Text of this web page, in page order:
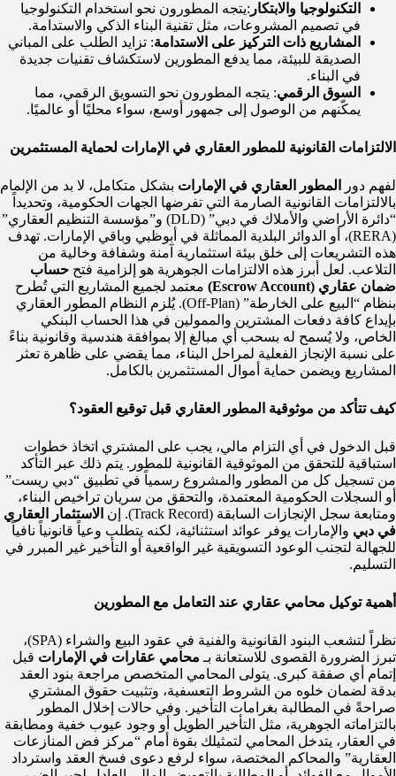
التكنولوجيا والابتكار :يتجه المطورون نحو استخدام التكنولوجيا
في تصميم المشروعات، مثل تقنية البناء الذكي والاستدامة.
المشاريع ذات التركيز على الاستدامة: تزايد الطلب على المباني
الصديقة للبيئة، مما يدفع المطورين لاستكشاف تقنيات جديدة
في البناء.
السوق الرقمي: يتجه المطورون نحو التسويق الرقمي، مما
يمكّنهم من الوصول إلى جمهور أوسع، سواء محليًا أو عالميًا.
الالتزامات القانونية للمطور العقاري في الإمارات لحماية المستثمرين
لفهم دور المطور العقاري في الإمارات بشكل متكامل، لا بد من الإلمام
بالالتزامات القانونية الصارمة التي تفرضها الجهات الحكومية، وتحديداً
“دائرة الأراضي والأملاك في دبي” (DLD) و”مؤسسة التنظيم العقاري”
(RERA)، أو الدوائر البلدية المماثلة في أبوظبي وباقي الإمارات. تهدف
هذه التشريعات إلى خلق بيئة استثمارية آمنة وشفافة وخالية من
التلاعب. لعل أبرز هذه الالتزامات الجوهرية هو إلزامية فتح حساب
ضمان عقاري (Escrow Account)
معتمد لجميع المشاريع التي تُطرح
بنظام “البيع على الخارطة” (Off-Plan). يُلزم النظام المطور العقاري
بإيداع كافة دفعات المشترين والممولين في هذا الحساب البنكي
الخاص، ولا يُسمح له بسحب أي مبالغ إلا بموافقة هندسية وقانونية بناءً
على نسبة الإنجاز الفعلية لمراحل البناء، مما يقضي على ظاهرة تعثر
المشاريع ويضمن حماية أموال المستثمرين بالكامل.
كيف تتأكد من موثوقية المطور العقاري قبل توقيع العقود؟
قبل الدخول في أي التزام مالي، يجب على المشتري اتخاذ خطوات
استباقية للتحقق من الموثوقية القانونية للمطور. يتم ذلك عبر التأكد
من تسجيل كل من المطور والمشروع رسمياً في تطبيق “دبي ريست”
أو السجلات الحكومية المعتمدة، والتحقق من سريان تراخيص البناء،
ومتابعة سجل الإنجازات السابقة (Track Record). إن
الاستثمار العقاري
في دبي والإمارات يوفر عوائد استثنائية، لكنه يتطلب وعياً قانونياً نافياً
للجهالة لتجنب الوعود التسويقية غير الواقعية أو التأخير غير المبرر في
التسليم.
أهمية توكيل محامي عقاري عند التعامل مع المطورين
نظراً لتشعب البنود القانونية والفنية في عقود البيع والشراء (SPA)،
تبرز الضرورة القصوى للاستعانة بـ محامي عقارات في الإمارات قبل
إتمام أي صفقة كبرى. يتولى المحامي المتخصص مراجعة بنود العقد
بدقة لضمان خلوه من الشروط التعسفية، وتثبيت حقوق المشتري
صراحةً في المطالبة بغرامات التأخير. وفي حالات إخلال المطور
بالتزاماته الجوهرية، مثل التأخير الطويل أو وجود عيوب خفية ومطابقة
في العقار، يتدخل المحامي لتمثيلك بقوة أمام “مركز فض المنازعات
العقارية” والمحاكم المختصة، سواء لرفع دعوى فسخ العقد واسترداد